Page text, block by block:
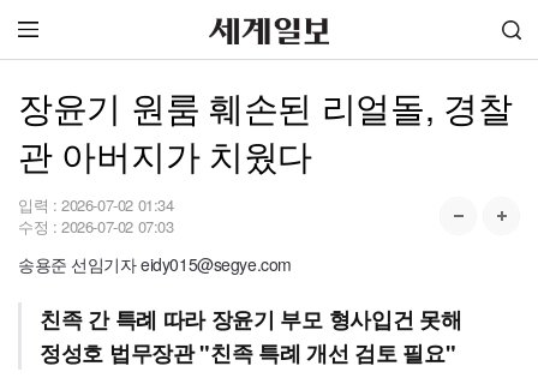
장윤기 원룸 훼손된 리얼돌, 경찰
관 아버지가 치웠다
입력 : 2026-07-02 01:34
수정 : 2026-07-02 07:03
송용준 선임기자 eidy015@segye.com
친족 간 특례 따라 장윤기 부모 형사입건 못해
정성호 법무장관 "친족 특례 개선 검토 필요"